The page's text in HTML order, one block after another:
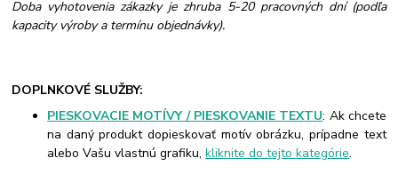
Doba vyhotovenia zákazky je zhruba 5-20 pracovných dní (podľa
kapacity výroby a termínu objednávky).
DOPLNKOVÉ SLUŽBY:
PIESKOVACIE MOTÍVY / PIESKOVANIE TEXTU: Ak chcete
na daný produkt dopieskovať motív obrázku, prípadne text
alebo Vašu vlastnú grafiku,kliknite do tejto kategórie.